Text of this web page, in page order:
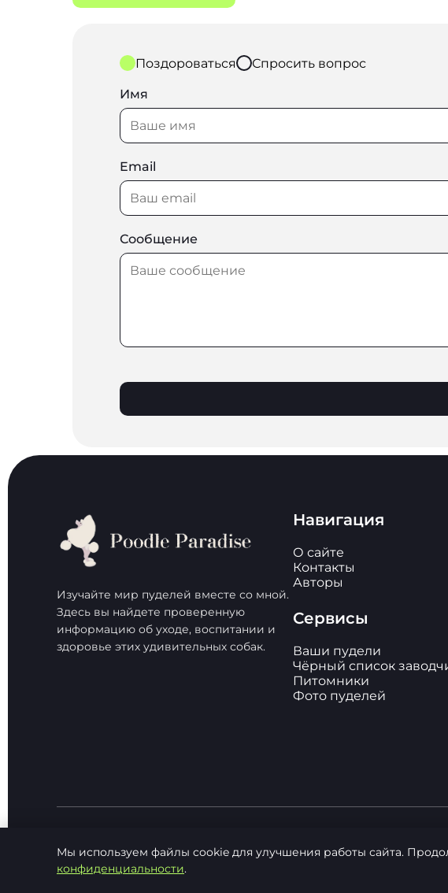
Поздороваться Спросить вопрос
Имя
Email
Сообщение
Изучайте мир пуделей вместе со мной.
Здесь вы найдете проверенную
информацию об уходе, воспитании и
здоровье этих удивительных собак.
Навигация
О сайте
Контакты
Авторы
Сервисы
Ваши пудели
Чёрный список
Питомники
Фото пуделей
© 2026 Poodle Paradise. Все права защищены.
Мы используем файлы cookie для улучшения работы сайта.
конфиденциальности.